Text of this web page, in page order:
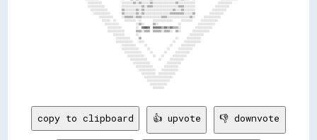
copy to clipboard 👍 upvote 👎 downvote